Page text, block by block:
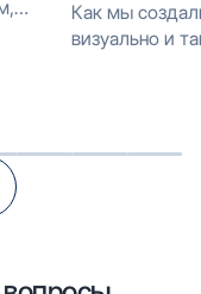
Как мы
визуально и тактильно неотличимое от